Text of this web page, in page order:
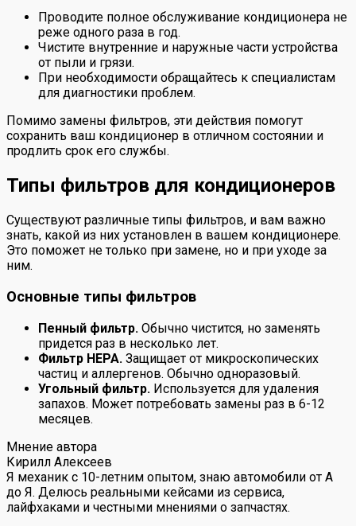
Проводите полное обслуживание кондиционера не
реже одного раза в год.
Чистите внутренние и наружные части устройства
от пыли и грязи.
При необходимости обращайтесь к специалистам
для диагностики проблем.
Помимо замены фильтров, эти действия помогут
сохранить ваш кондиционер в отличном состоянии и
продлить срок его службы.
Типы фильтров для кондиционеров
Существуют различные типы фильтров, и вам важно
знать, какой из них установлен в вашем кондиционере.
Это поможет не только при замене, но и при уходе за
ним.
Основные типы фильтров
Пенный фильтр. Обычно чистится, но заменять
придется раз в несколько лет.
Фильтр HEPA. Защищает от микроскопических
частиц и аллергенов. Обычно одноразовый.
Угольный фильтр. Используется для удаления
запахов. Может потребовать замены раз в 6-12
месяцев.
Мнение автора
Кирилл Алексеев
Я механик с 10-летним опытом, знаю автомобили от А
до Я. Делюсь реальными кейсами из сервиса,
лайфхаками и честными мнениями о запчастях.